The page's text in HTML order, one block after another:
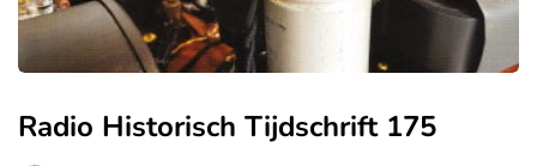
Radio Historisch Tijdschrift 175